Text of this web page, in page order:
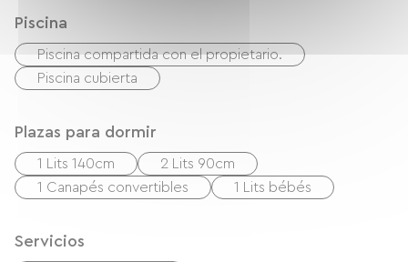
Piscina
Piscina compartida con el propietario.
Piscina cubierta
Plazas para dormir
1 Lits 140cm
2 Lits 90cm
1 Canapés convertibles
1 Lits bébés
Servicios